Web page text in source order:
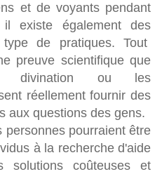
et de voyants pendant
existe également des
de pratiques. Tout
preuve scientifique que
divination ou les
réellement fournir des
aux questions des gens.
personnes pourraient être
à la recherche d'aide
solutions coûteuses et